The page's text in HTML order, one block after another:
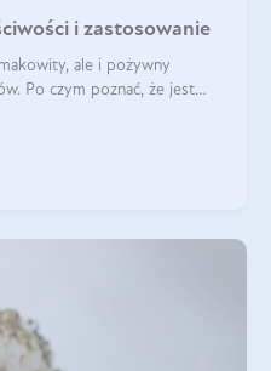
i zastosowanie
ale i pożywny
Po czym poznać, że jest